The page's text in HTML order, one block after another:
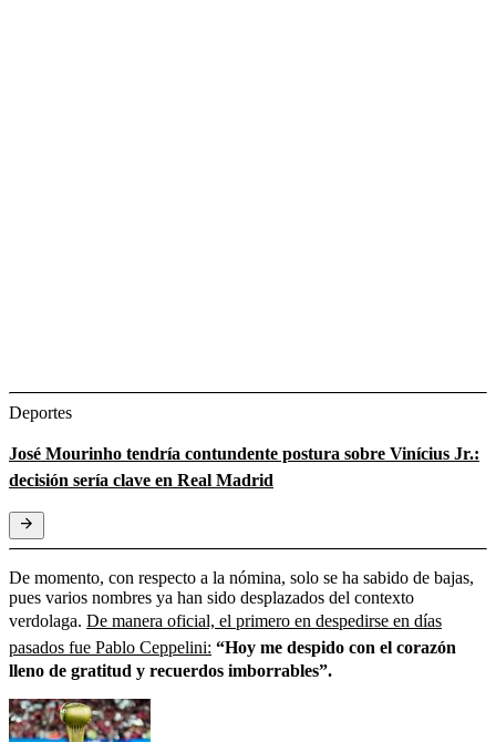
Deportes
José Mourinho tendría contundente postura sobre Vinícius Jr.:
decisión sería clave en Real Madrid
De momento, con respecto a la nómina, solo se ha sabido de bajas,
pues varios nombres ya han sido desplazados del contexto
verdolaga. De manera oficial, el primero en despedirse en días
pasados fue Pablo Ceppelini: “Hoy me despido con el corazón
lleno de gratitud y recuerdos imborrables”.